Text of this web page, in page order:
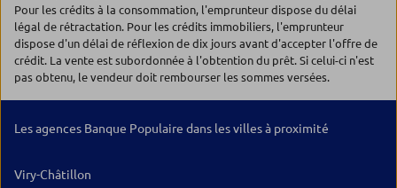
Pour les crédits à la consommation, l'emprunteur dispose du délai
légal de rétractation. Pour les crédits immobiliers, l'emprunteur
dispose d'un délai de réflexion de dix jours avant d'accepter l'offre de
crédit. La vente est subordonnée à l'obtention du prêt. Si celui-ci n'est
pas obtenu, le vendeur doit rembourser les sommes versées.
Les agences Banque Populaire dans les villes à proximité
Viry-Châtillon